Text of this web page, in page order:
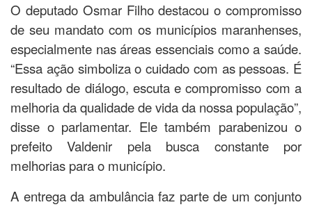
O deputado Osmar Filho destacou o compromisso
de seu mandato com os municípios maranhenses,
especialmente nas áreas essenciais como a saúde.
“Essa ação simboliza o cuidado com as pessoas. É
resultado de diálogo, escuta e compromisso com a
melhoria da qualidade de vida da nossa população”,
disse o parlamentar. Ele também parabenizou o
prefeito Valdenir pela busca constante por
melhorias para o município.
A entrega da ambulância faz parte de um conjunto